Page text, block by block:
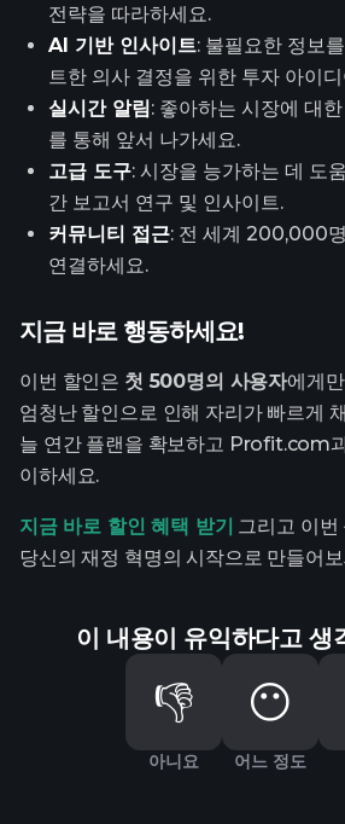
전략을 따라하세요.
AI 기반 인사이트: 불필요한 정보
트한 의사 결정을 위한 투자 아이
실시간 알림: 좋아하는 시장에 대
를 통해 앞서 나가세요.
고급 도구: 시장을 능가하는 데 도
간 보고서 연구 및 인사이트.
커뮤니티 접근: 전 세계 200,000
연결하세요.
지금 바로 행동하세요!
이번 할인은 첫 500명의 사용자에게
엄청난 할인으로 인해 자리가 빠르게
늘 연간 플랜을 확보하고 Profit.com
이하세요.
지금 바로 할인 혜택 받기 그리고 이번
당신의 재정 혁명의 시작으로 만들어
이 내용이 유익하다고 생
👎
아니요
😶
어느 정도